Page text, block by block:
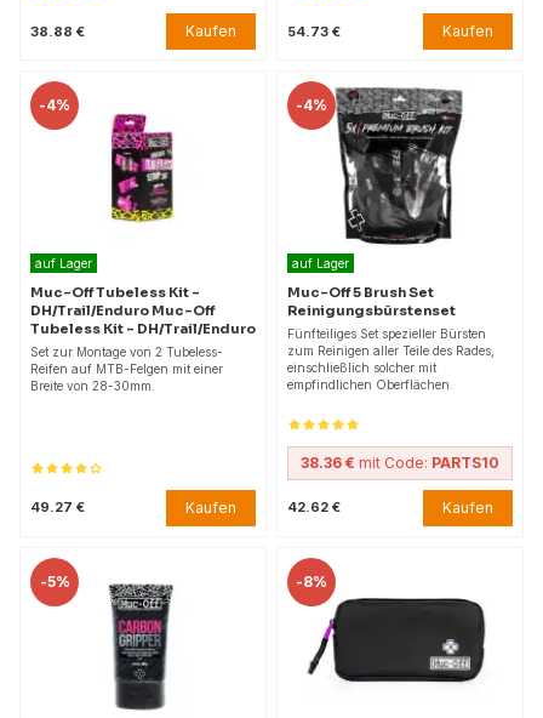
38.88 € Kaufen 54.73 € Kaufen
-4%
auf Lager
Muc-Off Tubeless Kit –
DH/Trail/Enduro Muc-Off
Tubeless Kit – DH/Trail/Enduro
Set zur Montage von 2 Tubeless-
Reifen auf MTB-Felgen mit einer
Breite von 28-30mm.
49.27 € Kaufen
-4%
auf Lager
Muc-Off 5 Brush Set
Reinigungsbürstenset
Fünfteiliges Set spezieller Bürsten
zum Reinigen aller Teile des Rades,
einschließlich solcher mit
empfindlichen Oberflächen.
38.36 € mit Code: PARTS10
42.62 € Kaufen
-5% -8%